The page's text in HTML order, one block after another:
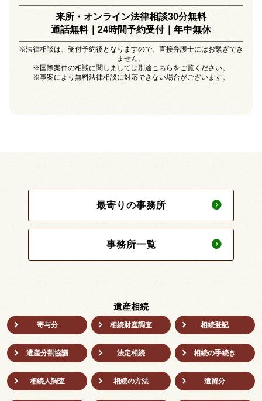
来所・オンライン法律相談30分無料
通話無料｜24時間予約受付｜年中無休
※法律相談は、受付予約後となりますので、直接弁護士にはお繋ぎでき
ません。
※国際案件の相談に関しましては別途こちら をご覧ください。
※事案により無料法律相談に対応できない場合がございます。
最寄りの事務所
事務所一覧
遺産相続
寄与分 相続財産調査 相続登記
遺産分割協議 法定相続 相続の⼿続き
相続人調査 相続の方法 遺留分